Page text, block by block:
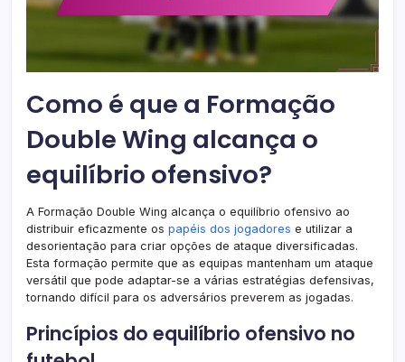
Como é que a Formação
Double Wing alcança o
equilíbrio ofensivo?
A Formação Double Wing alcança o equilíbrio ofensivo ao
distribuir eficazmente os papéis dos jogadores e utilizar a
desorientação para criar opções de ataque diversificadas.
Esta formação permite que as equipas mantenham um ataque
versátil que pode adaptar-se a várias estratégias defensivas,
tornando difícil para os adversários preverem as jogadas.
Princípios do equilíbrio ofensivo no